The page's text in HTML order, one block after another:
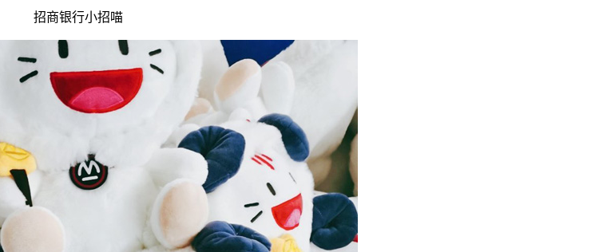
招商银行小招喵